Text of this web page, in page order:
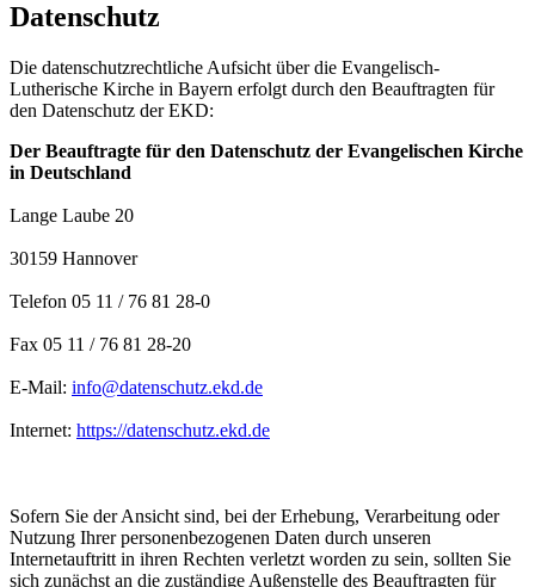
Datenschutz
Die datenschutzrechtliche Aufsicht über die Evangelisch-
Lutherische Kirche in Bayern erfolgt durch den Beauftragten für
den Datenschutz der EKD:
Der Beauftragte für den Datenschutz der Evangelischen Kirche
in Deutschland
Lange Laube 20
30159 Hannover
Telefon 05 11 / 76 81 28-0
Fax 05 11 / 76 81 28-20
E-Mail: info@datenschutz.ekd.de
Internet: https://datenschutz.ekd.de
Sofern Sie der Ansicht sind, bei der Erhebung, Verarbeitung oder
Nutzung Ihrer personenbezogenen Daten durch unseren
Internetauftritt in ihren Rechten verletzt worden zu sein, sollten Sie
sich zunächst an die zuständige Außenstelle des Beauftragten für